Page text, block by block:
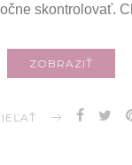
skontrolovať.
ZOBRAZIŤ